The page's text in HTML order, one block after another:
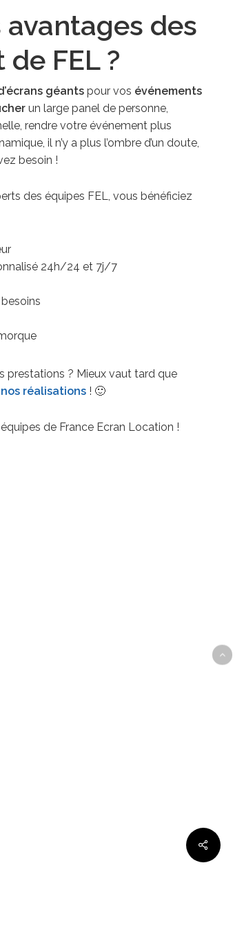
des
FEL ?
géants pour vos événements
un large panel de personne,
rendre votre événement plus
il n’y a plus l’ombre d’un doute,
besoin !
des équipes FEL, vous bénéficiez
24h/24 et 7j/7
prestations ? Mieux vaut tard que
nos réalisations! 🙂
de France Ecran Location !